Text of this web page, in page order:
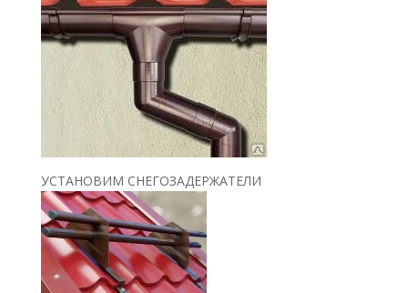
УСТАНОВИМ СНЕГОЗАДЕРЖАТЕЛИ